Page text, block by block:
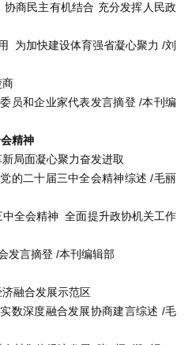
商民主有机结合 充分发挥人民政
为加快建设体育强省凝心聚力 /刘
商
员和企业家代表发言摘登 /本刊编
精神
局面凝心聚力奋发进取
的二十届三中全会精神综述 /毛丽
全会精神 全面提升政协机关工作
发言摘登 /本刊编辑部
融合发展示范区
数深度融合发展协商建言综述 /毛